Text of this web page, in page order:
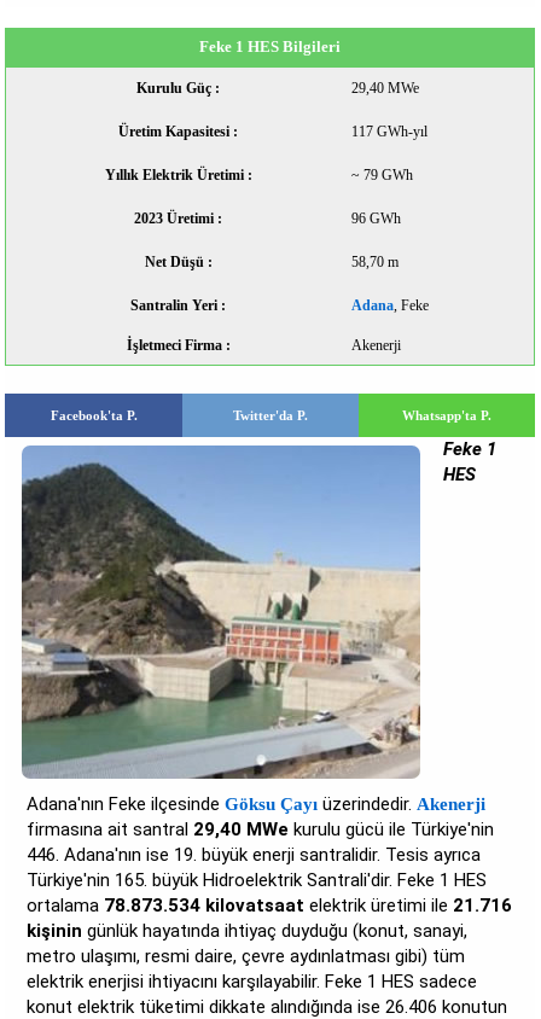
Feke 1 HES Bilgileri
Kurulu Güç : 29,40 MWe
Üretim Kapasitesi : 117 GWh-yıl
Yıllık Elektrik Üretimi : ~ 79 GWh
2023 Üretimi : 96 GWh
Net Düşü : 58,70 m
Santralin Yeri : Adana, Feke
İşletmeci Firma : Akenerji
Facebook'ta P. Twitter'da P. Whatsapp'ta P.
Feke 1
HES
Adana'nın Feke ilçesindeGöksu Çayı üzerindedir.Akenerji
firmasına ait santral 29,40 MWe kurulu gücü ile Türkiye'nin
446. Adana'nın ise 19. büyük enerji santralidir. Tesis ayrıca
Türkiye'nin 165. büyük Hidroelektrik Santrali'dir. Feke 1 HES
ortalama 78.873.534 kilovatsaat elektrik üretimi ile 21.716
kişinin günlük hayatında ihtiyaç duyduğu (konut, sanayi,
metro ulaşımı, resmi daire, çevre aydınlatması gibi) tüm
elektrik enerjisi ihtiyacını karşılayabilir. Feke 1 HES sadece
konut elektrik tüketimi dikkate alındığında ise 26.406 konutun